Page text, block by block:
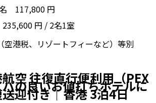
117,800 円
235,600 円 / 2名1室
空港税、リゾートフィーなど）等別
空 往復直行便利用（PEX
の良いお値打ちホテルに
迎付き｜香港 3泊4日